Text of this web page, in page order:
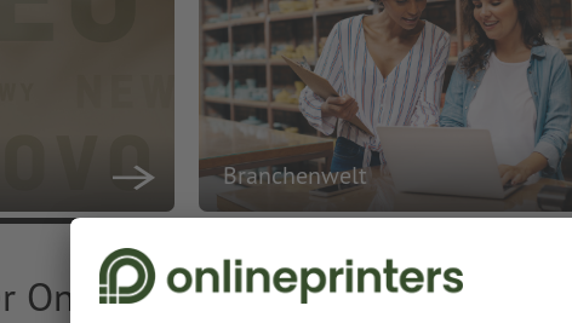
Branchenwelt
Online-Druckerei